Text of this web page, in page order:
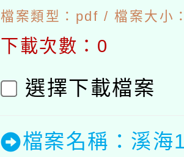
檔案類型：pdf / 檔案大小
下載次數：0
選擇下載檔案
檔案名稱：溪海